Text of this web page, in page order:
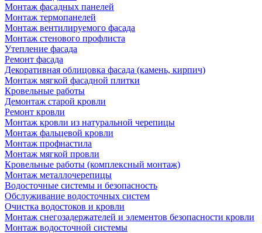
Монтаж фасадных панелей
Монтаж термопанелей
Монтаж вентилируемого фасада
Монтаж стенового профлиста
Утепление фасада
Ремонт фасада
Декоративная облицовка фасада (камень, кирпич)
Монтаж мягкой фасадной плитки
Кровельные работы
Демонтаж старой кровли
Ремонт кровли
Монтаж кровли из натуральной черепицы
Монтаж фальцевой кровли
Монтаж профнастила
Монтаж мягкой провли
Кровельные работы (комплексный монтаж)
Монтаж металлочерепицы
Водосточные системы и безопасность
Обслуживание водосточных систем
Очистка водостоков и кровли
Монтаж снегозадержателей и элементов безопасности кровли
Монтаж водосточной системы